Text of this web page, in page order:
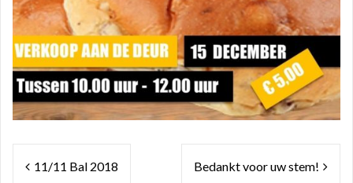
Bericht
11/11 Bal 2018 Bedankt voor uw stem!